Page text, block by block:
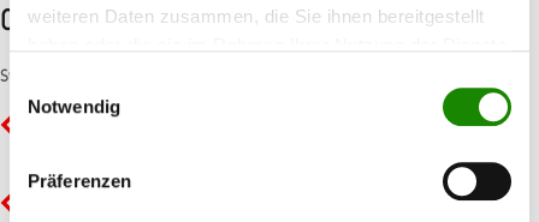
weiteren Daten zusammen, die Sie ihnen bereitgestellt
Einwilligungsauswahl
Notwendig
Präferenzen
CLP-/REACH-Hinweise
Symbole
GHS02 - Flamme: Entzündbar